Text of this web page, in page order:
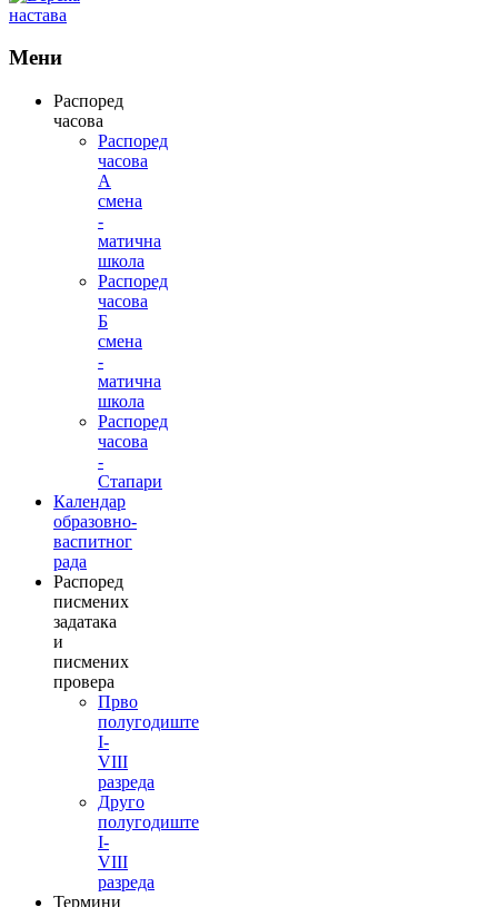
Мени
Распоред
часова
Распоред
часова
А
смена
-
матична
школа
Распоред
часова
Б
смена
-
матична
школа
Распоред
часова
-
Стапари
Календар
образовно-
васпитног
рада
Распоред
писмених
задатака
и
писмених
провера
Прво
полугодиште
I-
VIII
разреда
Друго
полугодиште
I-
VIII
разреда
Термини